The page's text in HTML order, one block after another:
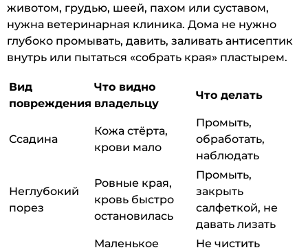
животом, грудью, шеей, пахом или суставом,
нужна ветеринарная клиника. Дома не нужно
глубоко промывать, давить, заливать антисептик
внутрь или пытаться «собрать края» пластырем.
Вид
повреждения
Что видно
владельцу
Что делать
Ссадина
Кожа стёрта,
крови мало
Промыть,
обработать,
наблюдать
Неглубокий
порез
Ровные края,
кровь быстро
остановилась
Промыть,
закрыть
салфеткой, не
давать лизать
Маленькое
Не чистить